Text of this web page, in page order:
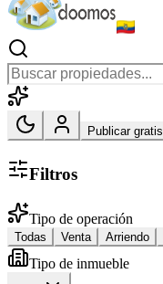
Publicar gratis
Filtros
Tipo de operación
Todas Venta Arriendo
Tipo de inmueble